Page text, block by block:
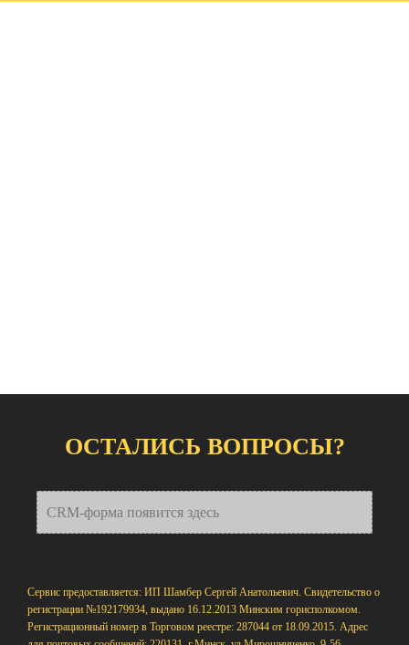
ОСТАЛИСЬ ВОПРОСЫ?
CRM-форма появится здесь
Сервис предоставляется: ИП Шамбер Сергей Анатольевич. Свидетельство о
регистрации №192179934, выдано 16.12.2013 Минским горисполкомом.
Регистрационный номер в Торговом реестре: 287044 от 18.09.2015. Адрес